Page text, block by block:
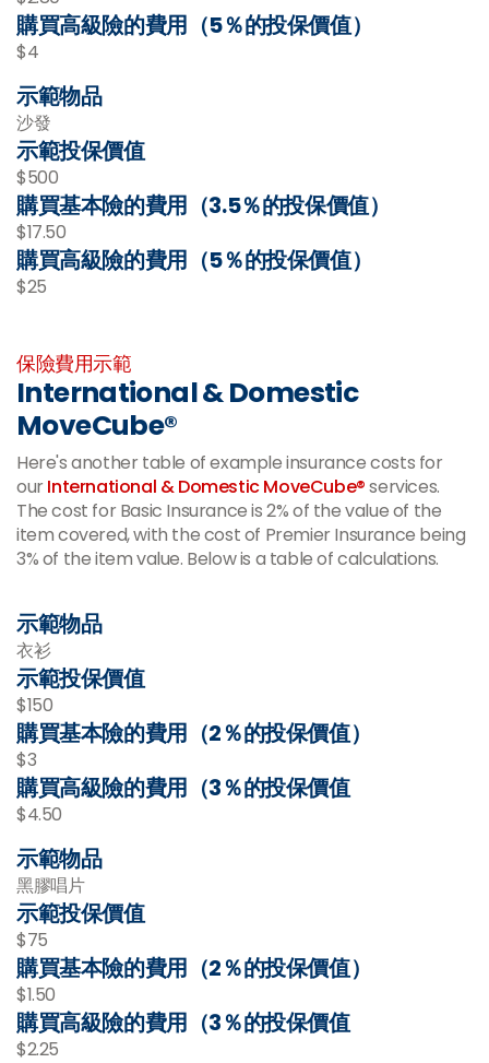
購買高級險的費用（5％的投保價值）
$4
示範物品
沙發
示範投保價值
$500
購買基本險的費用（3.5％的投保價值）
$17.50
購買高級險的費用（5％的投保價值）
$25
保險費用示範
International & Domestic
MoveCube®
Here's another table of example insurance costs for
ourInternational & Domestic MoveCube®services.
The cost for Basic Insurance is 2% of the value of the
item covered, with the cost of Premier Insurance being
3% of the item value. Below is a table of calculations.
示範物品
衣衫
示範投保價值
$150
購買基本險的費用（2％的投保價值）
$3
購買高級險的費用（3％的投保價值
$4.50
示範物品
黑膠唱片
示範投保價值
$75
購買基本險的費用（2％的投保價值）
$1.50
購買高級險的費用（3％的投保價值
$2.25